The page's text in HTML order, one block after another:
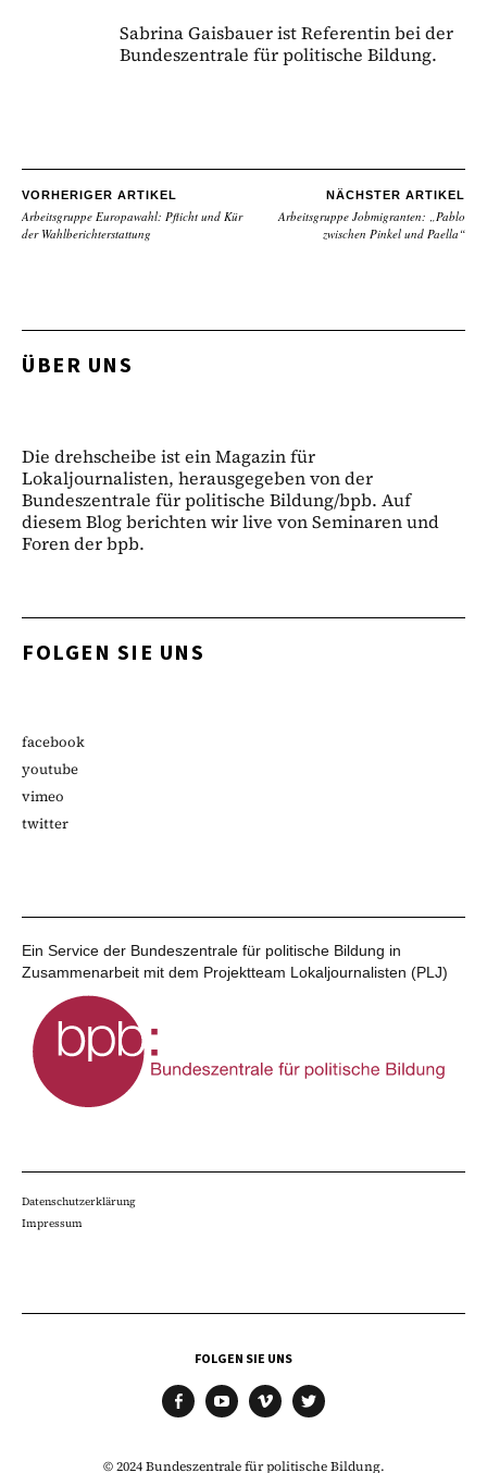
Sabrina Gaisbauer ist Referentin bei der
Bundeszentrale für politische Bildung.
VORHERIGER ARTIKEL
Arbeitsgruppe Europawahl: Pflicht und Kür
der Wahlberichterstattung
NÄCHSTER ARTIKEL
Arbeitsgruppe Jobmigranten: „Pablo
zwischen Pinkel und Paella“
ÜBER UNS
Die drehscheibe ist ein Magazin für
Lokaljournalisten, herausgegeben von der
Bundeszentrale für politische Bildung/bpb. Auf
diesem Blog berichten wir live von Seminaren und
Foren der bpb.
FOLGEN SIE UNS
facebook
youtube
vimeo
twitter
Ein Service der Bundeszentrale für politische Bildung in
Zusammenarbeit mit dem Projektteam Lokaljournalisten (PLJ)
Datenschutzerklärung
Impressum
FOLGEN SIE UNS
© 2024 Bundeszentrale für politische Bildung